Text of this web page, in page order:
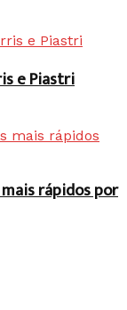
e Piastri
rápidos por